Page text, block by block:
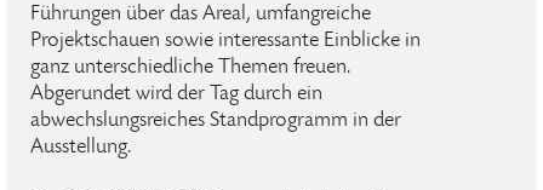
Führungen über das Areal, umfangreiche
Projektschauen sowie interessante Einblicke in
ganz unterschiedliche Themen freuen.
Abgerundet wird der Tag durch ein
abwechslungsreiches Standprogramm in der
Ausstellung.